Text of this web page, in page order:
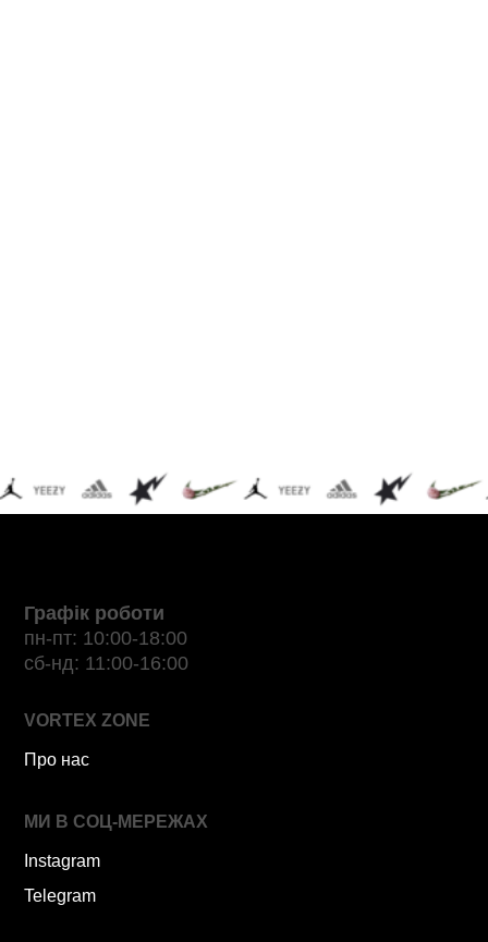
Графік роботи
пн-пт: 10:00-18:00
сб-нд: 11:00-16:00
VORTEX ZONE
Про нас
МИ В СОЦ-МЕРЕЖАХ
Instagram
Telegram